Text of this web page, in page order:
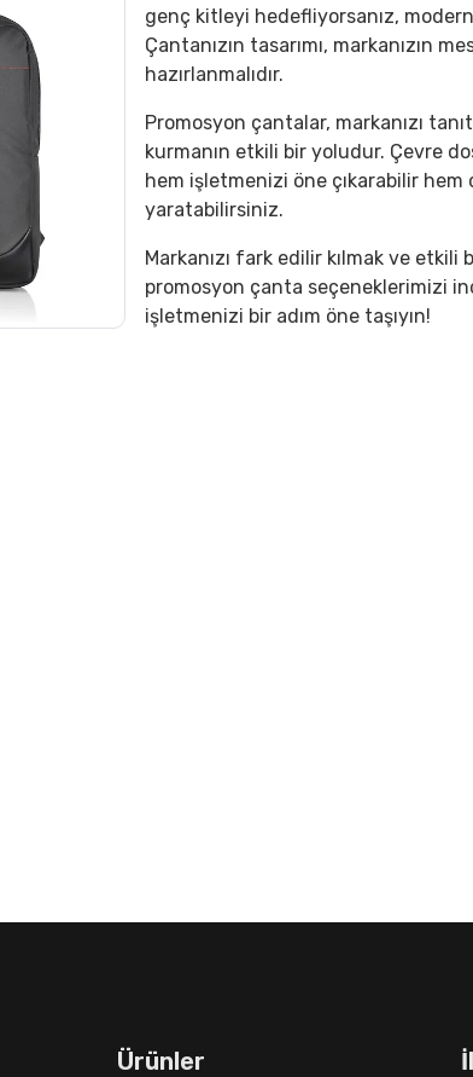
genç kitleyi hedefliyorsanız,
Çantanızın tasarımı, markanızın
hazırlanmalıdır.
Promosyon çantalar, markanızı
kurmanın etkili bir yoludur. Çevre
hem işletmenizi öne çıkarabilir
yaratabilirsiniz.
Markanızı fark edilir kılmak ve
promosyon çanta seçeneklerimizi
işletmenizi bir adım öne taşıyın!
Ürünler